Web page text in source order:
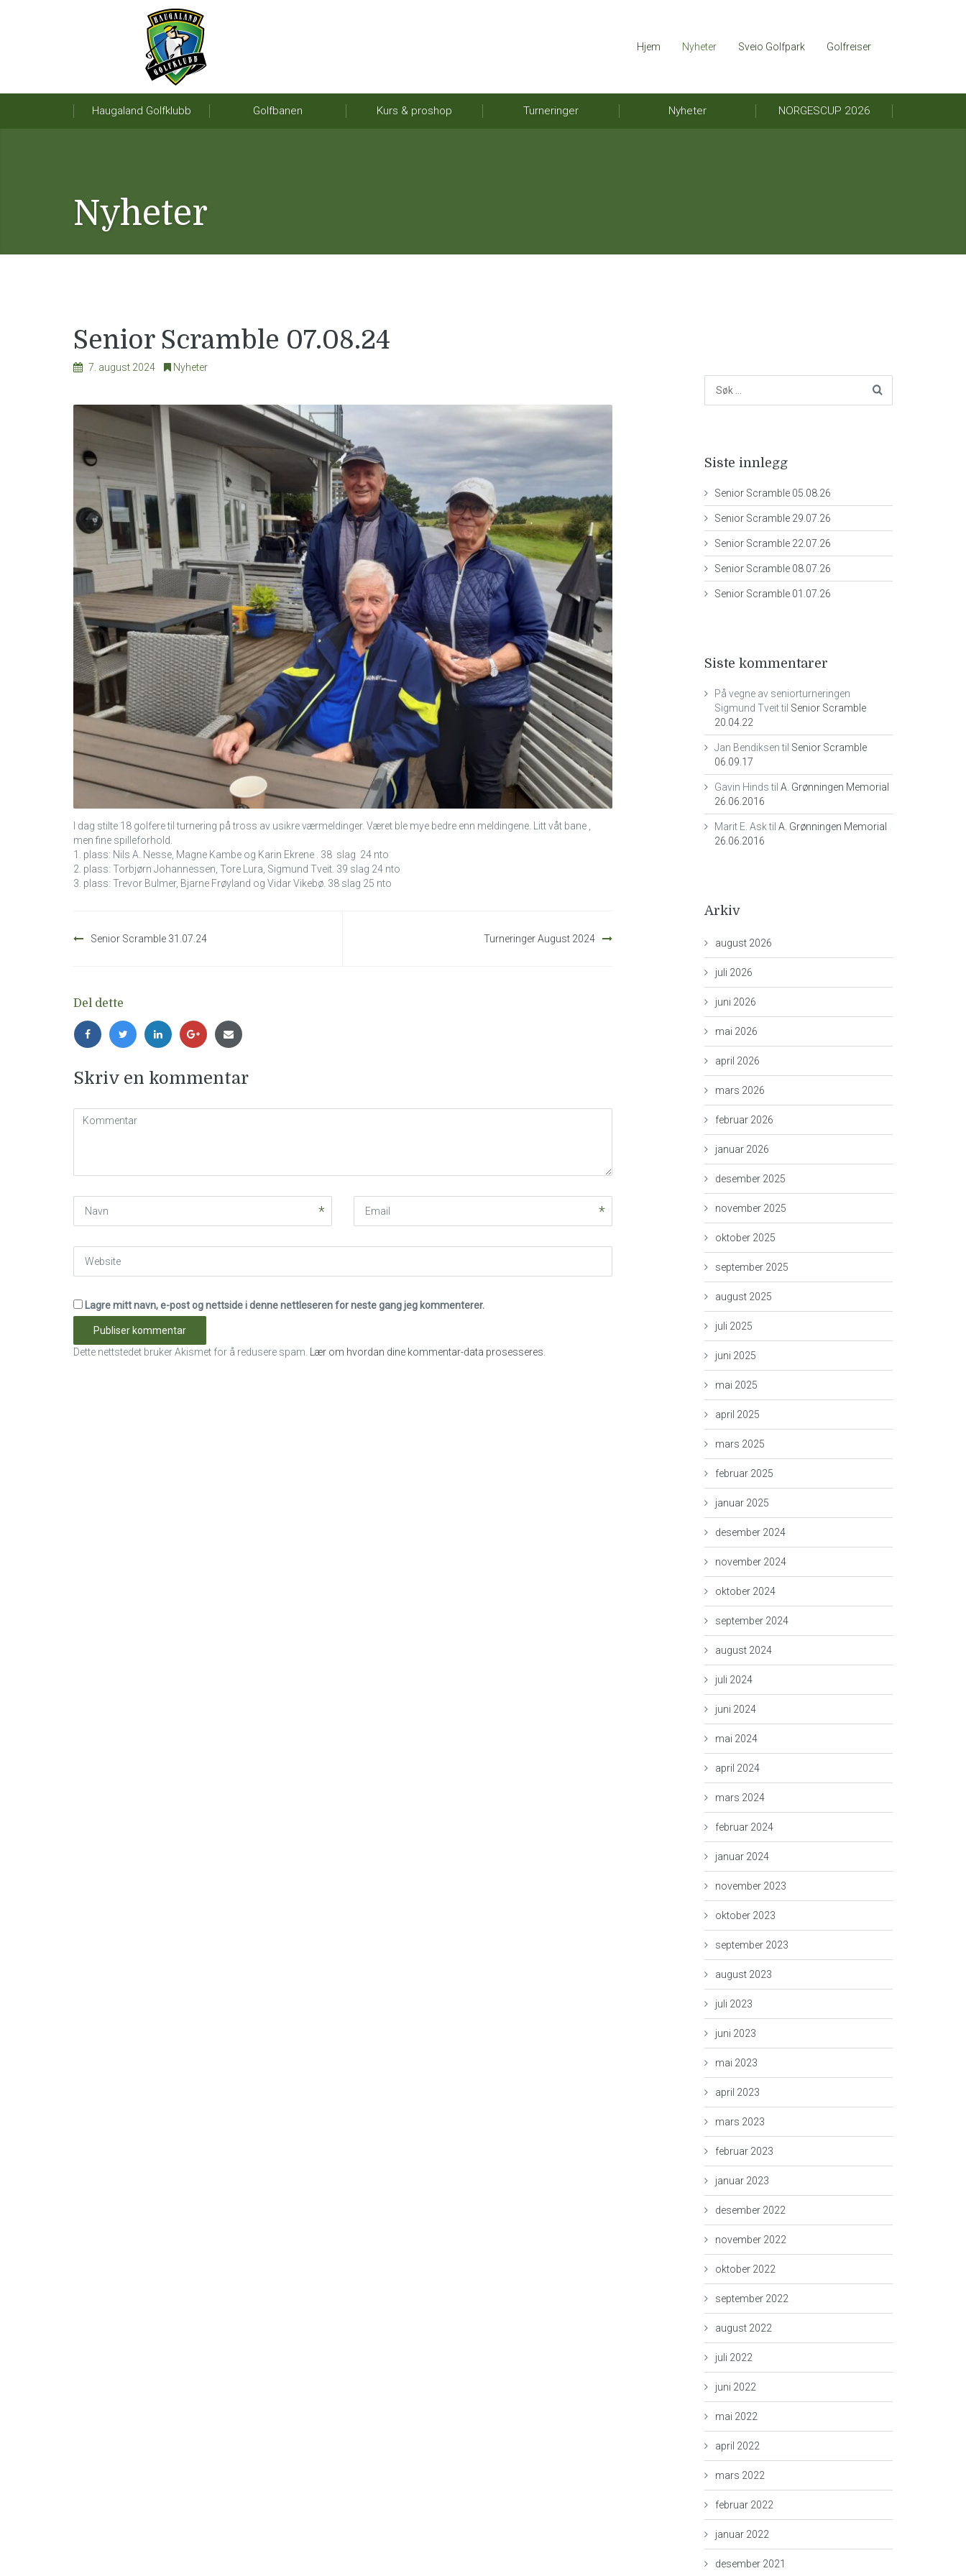
Hjem Nyheter Sveio Golfpark Golfreiser
Haugaland Golfklubb Golfbanen Kurs & proshop Turneringer Nyheter NORGESCUP 2026
Nyheter
Senior Scramble 07.08.24
7. august 2024 Nyheter
I dag stilte 18 golfere til turnering på tross av usikre værmeldinger. Været ble mye bedre enn meldingene. Litt våt bane ,
men fine spilleforhold.
1. plass: Nils A. Nesse, Magne Kambe og Karin Ekrene . 38 slag 24 nto
2. plass: Torbjørn Johannessen, Tore Lura, Sigmund Tveit. 39 slag 24 nto
3. plass: Trevor Bulmer, Bjarne Frøyland og Vidar Vikebø. 38 slag 25 nto
Senior Scramble 31.07.24 Turneringer August 2024
Del dette
Skriv en kommentar
Kommentar
Lagre mitt navn, e-post og nettside i denne nettleseren for neste gang jeg kommenterer.
Dette nettstedet bruker Akismet for å redusere spam. Lær om hvordan dine kommentar-data prosesseres.
Siste innlegg
Senior Scramble 05.08.26
Senior Scramble 29.07.26
Senior Scramble 22.07.26
Senior Scramble 08.07.26
Senior Scramble 01.07.26
Siste kommentarer
På vegne av seniorturneringen
Sigmund Tveittil Senior Scramble
20.04.22
Jan Bendiksentil Senior Scramble
06.09.17
Gavin Hindstil A. Grønningen Memorial
26.06.2016
Marit E. Asktil A. Grønningen Memorial
26.06.2016
Arkiv
august 2026
juli 2026
juni 2026
mai 2026
april 2026
mars 2026
februar 2026
januar 2026
desember 2025
november 2025
oktober 2025
september 2025
august 2025
juli 2025
juni 2025
mai 2025
april 2025
mars 2025
februar 2025
januar 2025
desember 2024
november 2024
oktober 2024
september 2024
august 2024
juli 2024
juni 2024
mai 2024
april 2024
mars 2024
februar 2024
januar 2024
november 2023
oktober 2023
september 2023
august 2023
juli 2023
juni 2023
mai 2023
april 2023
mars 2023
februar 2023
januar 2023
desember 2022
november 2022
oktober 2022
september 2022
august 2022
juli 2022
juni 2022
mai 2022
april 2022
mars 2022
februar 2022
januar 2022
desember 2021